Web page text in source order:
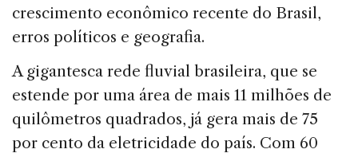
crescimento econômico recente do Brasil,
erros políticos e geografia.
A gigantesca rede fluvial brasileira, que se
estende por uma área de mais 11 milhões de
quilômetros quadrados, já gera mais de 75
por cento da eletricidade do país. Com 60